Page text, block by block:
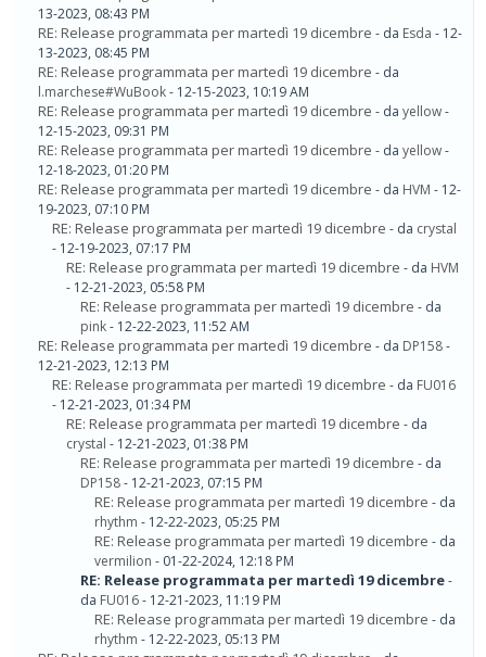
13-2023, 08:43 PM
RE: Release programmata per martedì 19 dicembre - da Esda - 12-
13-2023, 08:45 PM
RE: Release programmata per martedì 19 dicembre - da
l.marchese#WuBook- 12-15-2023, 10:19 AM
RE: Release programmata per martedì 19 dicembre - da yellow-
12-15-2023, 09:31 PM
RE: Release programmata per martedì 19 dicembre - da yellow-
12-18-2023, 01:20 PM
RE: Release programmata per martedì 19 dicembre - da HVM - 12-
19-2023, 07:10 PM
RE: Release programmata per martedì 19 dicembre - da crystal
- 12-19-2023, 07:17 PM
RE: Release programmata per martedì 19 dicembre - da HVM
- 12-21-2023, 05:58 PM
RE: Release programmata per martedì 19 dicembre - da
pink- 12-22-2023, 11:52 AM
RE: Release programmata per martedì 19 dicembre - da DP158-
12-21-2023, 12:13 PM
RE: Release programmata per martedì 19 dicembre - da FU016
- 12-21-2023, 01:34 PM
RE: Release programmata per martedì 19 dicembre - da
crystal - 12-21-2023, 01:38 PM
RE: Release programmata per martedì 19 dicembre - da
DP158- 12-21-2023, 07:15 PM
RE: Release programmata per martedì 19 dicembre - da
rhythm - 12-22-2023, 05:25 PM
RE: Release programmata per martedì 19 dicembre - da
vermilion - 01-22-2024, 12:18 PM
RE: Release programmata per martedì 19 dicembre-
da FU016- 12-21-2023, 11:19 PM
RE: Release programmata per martedì 19 dicembre - da
rhythm - 12-22-2023, 05:13 PM